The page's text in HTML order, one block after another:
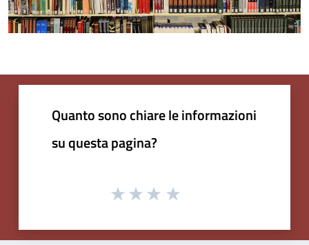
Quanto sono chiare le informazioni
su questa pagina?